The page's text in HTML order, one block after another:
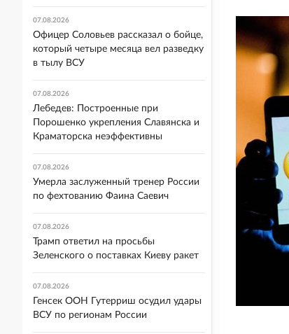
07.08.2026
Офицер Соловьев рассказал о бойце,
который четыре месяца вел разведку
в тылу ВСУ
07.08.2026
Лебедев: Построенные при
Порошенко укрепления Славянска и
Краматорска неэффективны
07.08.2026
Умерла заслуженный тренер России
по фехтованию Фаина Саевич
07.08.2026
Трамп ответил на просьбы
Зеленского о поставках Киеву ракет
07.08.2026
Генсек ООН Гутерриш осудил удары
ВСУ по регионам России